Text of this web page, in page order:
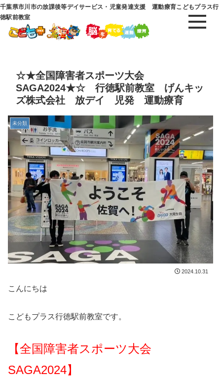
千葉県市川市の放課後等デイサービス・児童発達支援 運動療育こどもプラス行
徳駅前教室
☆★全国障害者スポーツ大会
SAGA2024★☆ 行徳駅前教室 げんキッ
ズ株式会社 放デイ 児発 運動療育
未分類
2024.10.31
こんにちは
こどもプラス行徳駅前教室です。
【全国障害者スポーツ大会
SAGA2024】